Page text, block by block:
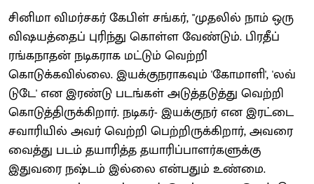
சினிமா விமர்சகர் கேபிள் சங்கர், "முதலில் நாம் ஒரு
விஷயத்தைப் புரிந்து கொள்ள வேண்டும். பிரதீப்
ரங்கநாதன் நடிகராக மட்டும் வெற்றி்
கொடுக்கவில்லை. இயக்குநராகவும் 'கோமாளி', 'லவ்
டுடே' என இரண்டு படங்கள் அடுத்தடுத்து வெற்றி
கொடுத்திருக்கிறார். நடிகர்- இயக்குநர் என இரட்டை
சவாரியில் அவர் வெற்றி பெற்றிருக்கிறார், அவரை
வைத்து படம் தயாரித்த தயாரிப்பாளர்களுக்கு
இதுவரை நஷ்டம் இல்லை என்பதும் உண்மை.